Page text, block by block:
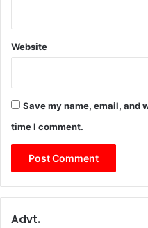
Website
Save my name, email, and
time I comment.
Advt.